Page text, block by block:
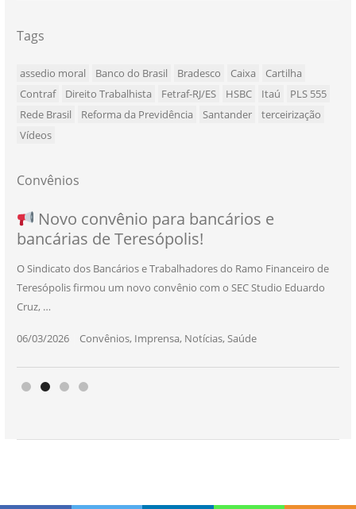
Tags
assedio moral Banco do Brasil Bradesco Caixa
Cartilha
Contraf
Direito Trabalhista Fetraf-RJ/ES HSBC Itaú
PLS 555
Rede Brasil
Reforma da Previdência Santander
terceirização
Vídeos
Convênios
SEU NOVO BENEFÍCIO CHEGOU
Novo convênio para bancários e
bancárias de Teresópolis!
O Sindicato dos Bancários e Trabalhadores do Ramo Financeiro de
Teresópolis firmou um novo convênio com o SEC Studio Eduardo
Cruz, …
06/03/2026| Convênios, Imprensa, Notícias,Saúde
NOVO CONVÊNIO PARA VOCÊ, BANCÁRIO
E BANCÁRIA!
25/11/2025| Convênios, Imprensa, Notícias,Saúde
Convênio com a Rede de Ensino Técnico e
Centro de Qualificação Técnica